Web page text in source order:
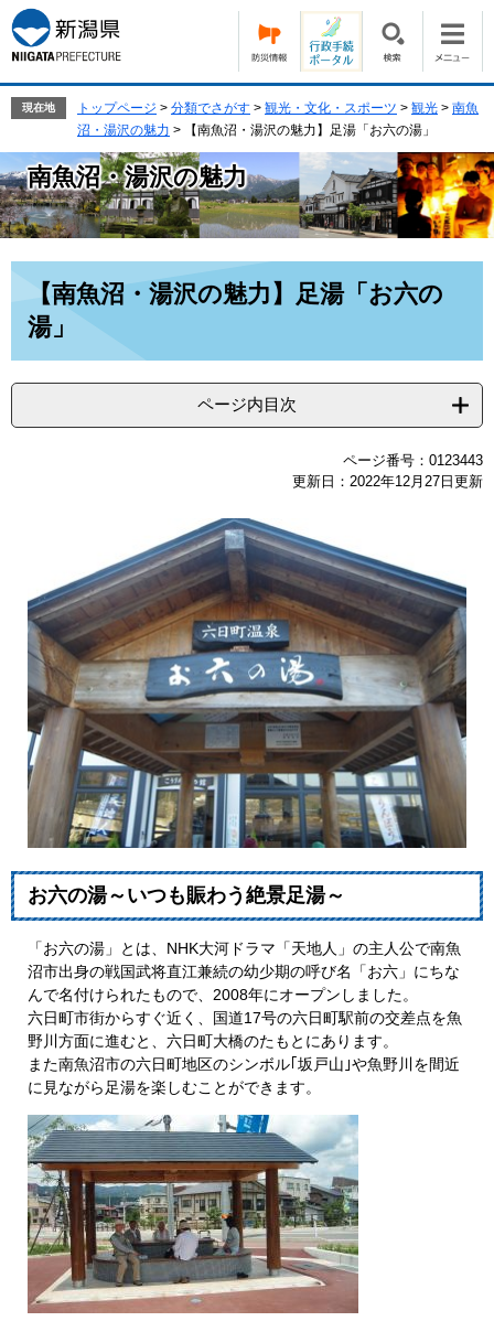
ー
ジ
の
で
す。
ニ
ュ
ー
ば
し
て
本
文
へ
現在地 トップページ > 分類でさがす > 観光・文化・スポーツ > 観光 > 南魚
沼・湯沢の魅力 > 【南魚沼・湯沢の魅力】足湯「お六の湯」
南魚沼・湯沢の魅力
【南魚沼・湯沢の魅力】足湯「お六の
湯」
ページ内目次
ページ番号：0123443
更新日：2022年12月27日更新
お六の湯～いつも賑わう絶景足湯～
「お六の湯」とは、NHK大河ドラマ「天地人」の主人公で南魚
沼市出身の戦国武将直江兼続の幼少期の呼び名「お六」にちな
んで名付けられたもので、2008年にオープンしました。
六日町市街からすぐ近く、国道17号の六日町駅前の交差点を魚
野川方面に進むと、六日町大橋のたもとにあります。
また南魚沼市の六日町地区のシンボル｢坂戸山｣や魚野川を間近
に見ながら足湯を楽しむことができます。